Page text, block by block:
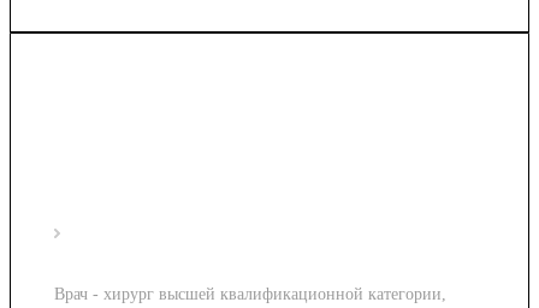
Врач - хирург высшей квалификационной категории,